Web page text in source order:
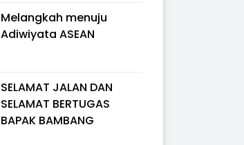
Melangkah menuju
Adiwiyata ASEAN
SELAMAT JALAN DAN
SELAMAT BERTUGAS
BAPAK BAMBANG